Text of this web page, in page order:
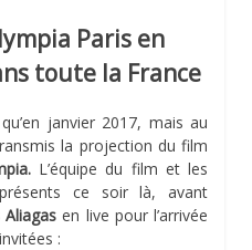
Paris en
toute la France
janvier 2017, mais au
la projection du film
L’équipe du film et les
ce soir là, avant
Aliagas en live pour l’arrivée
: